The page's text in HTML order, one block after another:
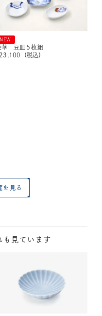
NEW
華 豆皿５枚組
23,100 （税込）
を見る
も見ています